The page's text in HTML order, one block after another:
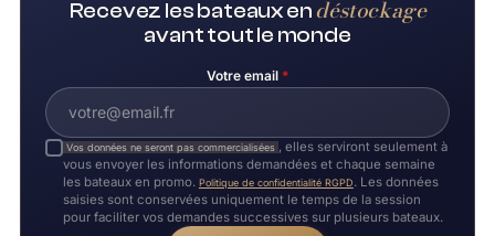
Recevez les bateaux en déstockage
avant tout le monde
Votre email *
Vos données ne seront pas commercialisées , elles serviront seulement à
vous envoyer les informations demandées et chaque semaine
les bateaux en promo. Politique de confidentialité RGPD. Les données
saisies sont conservées uniquement le temps de la session
pour faciliter vos demandes successives sur plusieurs bateaux.